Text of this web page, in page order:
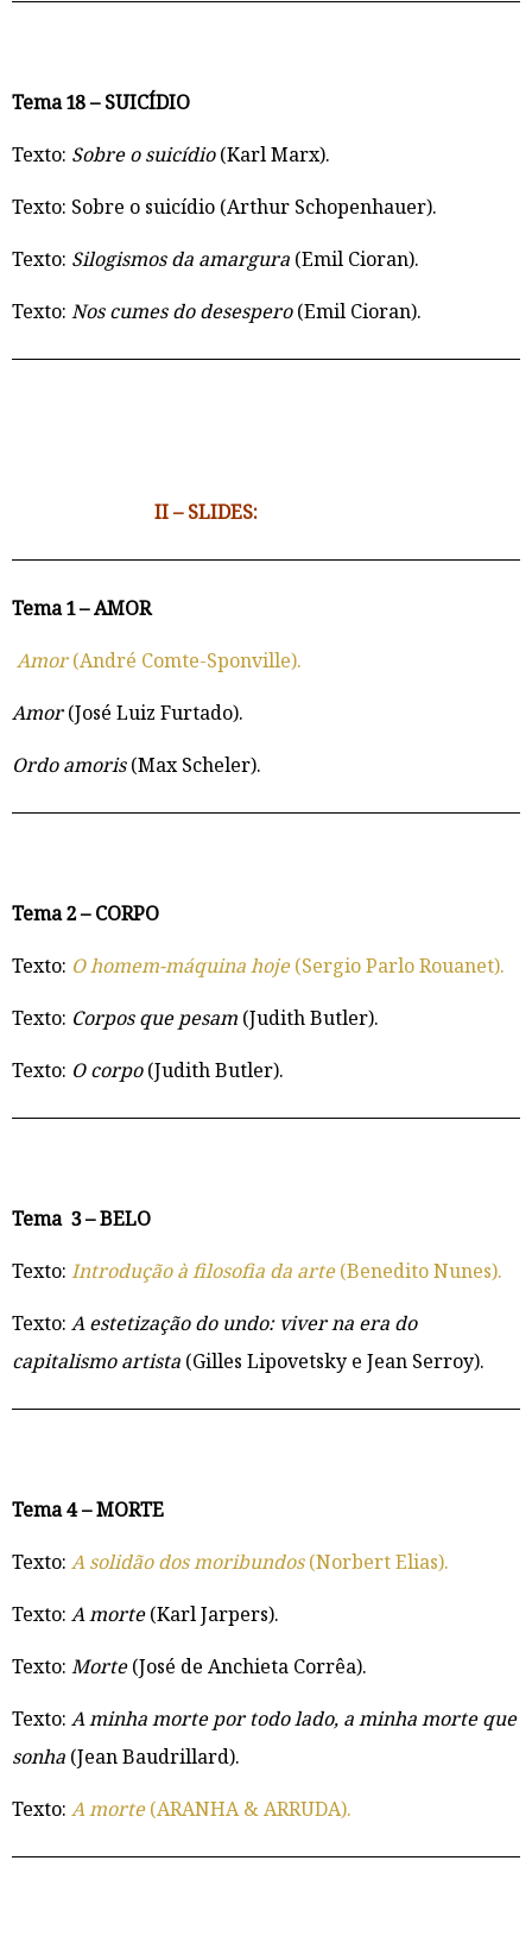
Tema 18 – SUICÍDIO
Texto: Sobre o suicídio(Karl Marx).
Texto: Sobre o suicídio (Arthur Schopenhauer).
Texto: Silogismos da amargura (Emil Cioran).
Texto: Nos cumes do desespero(Emil Cioran).
II – SLIDES:
Tema 1 – AMOR
Amor(André Comte-Sponville).
Amor(José Luiz Furtado).
Ordo amoris(Max Scheler).
Tema 2 – CORPO
Texto: O homem-máquina hoje(Sergio Parlo Rouanet).
Texto: Corpos que pesam (Judith Butler).
Texto: O corpo(Judith Butler).
Tema 3 – BELO
Texto: Introdução à filosofia da arte(Benedito Nunes).
Texto: A estetização do undo: viver na era do
capitalismo artista (Gilles Lipovetsky e Jean Serroy).
Tema 4 – MORTE
Texto: A solidão dos moribundos(Norbert Elias).
Texto: A morte(Karl Jarpers).
Texto: Morte(José de Anchieta Corrêa).
Texto: A minha morte por todo lado, a minha morte que
sonha (Jean Baudrillard).
Texto: A morte(ARANHA & ARRUDA).